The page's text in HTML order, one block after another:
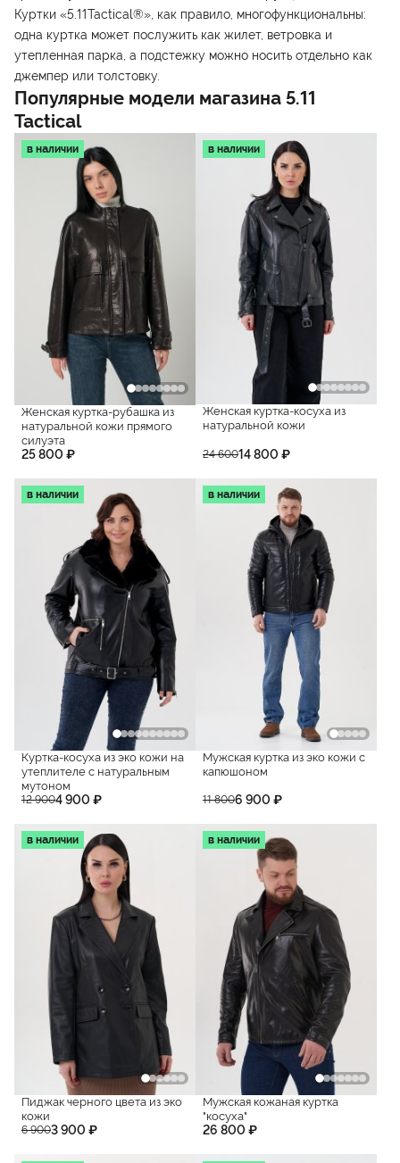
Куртки «5.11Tactical®», как правило, многофункциональны:
одна куртка может послужить как жилет, ветровка и
утепленная парка, а подстежку можно носить отдельно как
джемпер или толстовку.
Популярные модели магазина 5.11
Tactical
в наличии
Женская куртка-рубашка из
натуральной кожи прямого
силуэта
25 800 ₽
в наличии
Женская куртка-косуха из
натуральной кожи
24 60014 800 ₽
в наличии
Куртка-косуха из эко кожи на
утеплителе с натуральным
мутоном
12 9004 900 ₽
в наличии
Мужская куртка из эко кожи с
капюшоном
11 8006 900 ₽
в наличии
Пиджак черного цвета из эко
кожи
6 9003 900 ₽
в наличии
Мужская кожаная куртка
"косуха"
26 800 ₽